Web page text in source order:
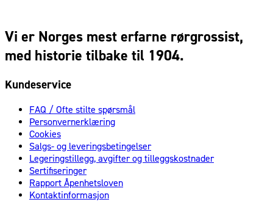
Vi er Norges mest erfarne rørgrossist,
med historie tilbake til 1904.
Kundeservice
FAQ / Ofte stilte spørsmål
Personvernerklæring
Cookies
Salgs- og leveringsbetingelser
Legeringstillegg, avgifter og tilleggskostnader
Sertifiseringer
Rapport Åpenhetsloven
Kontaktinformasjon